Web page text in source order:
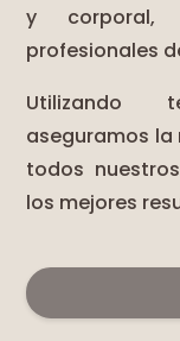
y corporal,
profesionales
Utilizando
aseguramos
todos
los mejores